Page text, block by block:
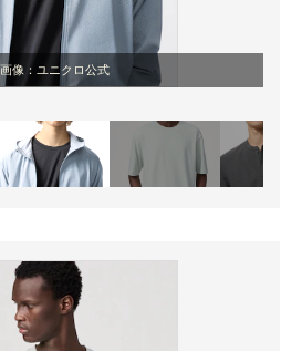
画像：ユニクロ公式